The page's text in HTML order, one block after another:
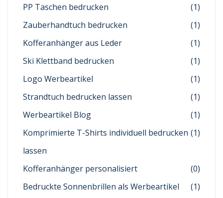
PP Taschen bedrucken
(1)
Zauberhandtuch bedrucken
(1)
Kofferanhänger aus Leder
(1)
Ski Klettband bedrucken
(1)
Logo Werbeartikel
(1)
Strandtuch bedrucken lassen
(1)
Werbeartikel Blog
(1)
Komprimierte T-Shirts individuell bedrucken
lassen
(1)
Kofferanhänger personalisiert
(0)
Bedruckte Sonnenbrillen als Werbeartikel
(1)